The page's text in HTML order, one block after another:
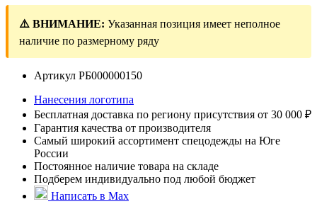
⚠️ ВНИМАНИЕ: Указанная позиция имеет неполное
наличие по размерному ряду
Артикул РБ000000150
Нанесения логотипа
Бесплатная доставка по региону присутствия от 30 000 ₽
Гарантия качества от производителя
Самый широкий ассортимент спецодежды на Юге
России
Постоянное наличие товара на складе
Подберем индивидуально под любой бюджет
Написать в Max